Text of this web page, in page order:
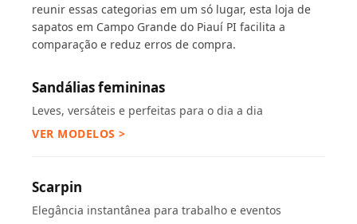
reunir essas categorias em um só lugar, esta loja de
sapatos em Campo Grande do Piauí PI facilita a
comparação e reduz erros de compra.
Sandálias femininas
Leves, versáteis e perfeitas para o dia a dia
VER MODELOS >
Scarpin
Elegância instantânea para trabalho e eventos